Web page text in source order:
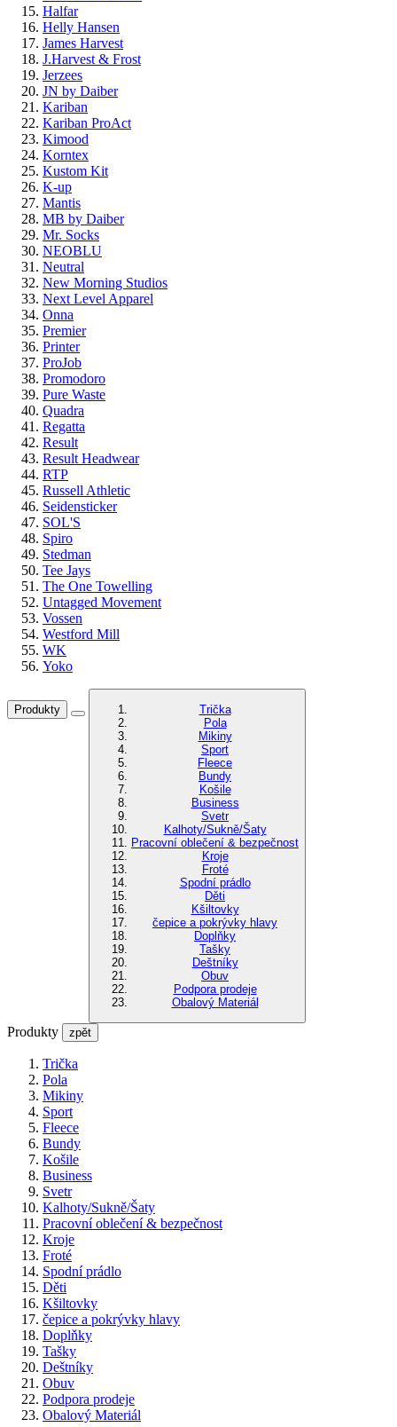
Halfar
Helly Hansen
James Harvest
J.Harvest & Frost
Jerzees
JN by Daiber
Kariban
Kariban ProAct
Kimood
Korntex
Kustom Kit
K-up
Mantis
MB by Daiber
Mr. Socks
NEOBLU
Neutral
New Morning Studios
Next Level Apparel
Onna
Premier
Printer
ProJob
Promodoro
Pure Waste
Quadra
Regatta
Result
Result Headwear
RTP
Russell Athletic
Seidensticker
SOL'S
Spiro
Stedman
Tee Jays
The One Towelling
Untagged Movement
Vossen
Westford Mill
WK
Yoko
Produkty
Trička
Pola
Mikiny
Sport
Fleece
Bundy
Košile
Business
Svetr
Kalhoty/Sukně/Šaty
Pracovní oblečení & bezpečnost
Kroje
Froté
Spodní prádlo
Děti
Kšiltovky
čepice a pokrývky hlavy
Doplňky
Tašky
Deštníky
Obuv
Podpora prodeje
Obalový Materiál
Produkty zpět
Trička
Pola
Mikiny
Sport
Fleece
Bundy
Košile
Business
Svetr
Kalhoty/Sukně/Šaty
Pracovní oblečení & bezpečnost
Kroje
Froté
Spodní prádlo
Děti
Kšiltovky
čepice a pokrývky hlavy
Doplňky
Tašky
Deštníky
Obuv
Podpora prodeje
Obalový Materiál